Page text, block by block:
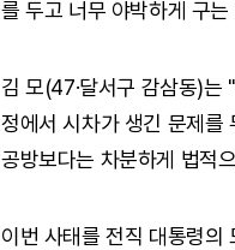
를 두고 너무 야박하게 구
김 모(47·달서구 감삼동)는
정에서 시차가 생긴 문제를
공방보다는 차분하게 법적
이번 사태를 전직 대통령의